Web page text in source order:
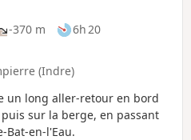
-370 m
6h 20
(Indre)
un long aller-retour en bord
sur la berge, en passant
Bat-en-l'Eau.